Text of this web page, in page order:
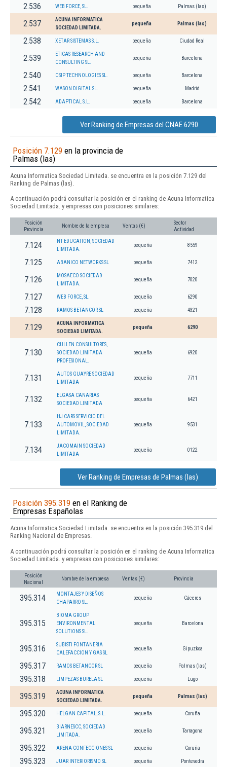
2.536 WEB FORCE, SL. pequeña Palmas (las)
2.537
ACUNA INFORMATICA
SOCIEDAD LIMITADA.
pequeña Palmas (las)
2.538 XETAR SISTEMAS S.L. pequeña Ciudad Real
2.539
ETICAS RESEARCH AND
CONSULTING SL.
pequeña Barcelona
2.540 OSIP TECHNOLOGIES SL. pequeña Barcelona
2.541 WASON DIGITAL SL. pequeña Madrid
2.542 ADAPTICAL S.L. pequeña Barcelona
Ver Ranking de Empresas del CNAE 6290
Posición 7.129 en la provincia de
Palmas (las)
Acuna Informatica Sociedad Limitada. se encuentra en la posición 7.129 del
Ranking de Palmas (las).
A continuación podrá consultar la posición en el ranking de Acuna Informatica
Sociedad Limitada. y empresas con posiciones similares:
Posición
Provincia
Nombre de la empresa Ventas (€)
Sector
Actividad
7.124
NT EDUCATION, SOCIEDAD
LIMITADA.
pequeña 8559
7.125 ABANICO NETWORKS SL pequeña 7412
7.126
MOSAECO SOCIEDAD
LIMITADA.
pequeña 7020
7.127 WEB FORCE, SL. pequeña 6290
7.128 RAMOS BETANCOR SL pequeña 4321
7.129
ACUNA INFORMATICA
SOCIEDAD LIMITADA.
pequeña 6290
7.130
CULLEN CONSULTORES,
SOCIEDAD LIMITADA
PROFESIONAL.
pequeña 6920
7.131
AUTOS GUAYRE SOCIEDAD
LIMITADA
pequeña 7711
7.132
ELGASA CANARIAS
SOCIEDAD LIMITADA
pequeña 6421
7.133
HJ CARS SERVICIO DEL
AUTOMOVIL, SOCIEDAD
LIMITADA.
pequeña 9531
7.134
JACOMAIN SOCIEDAD
LIMITADA
pequeña 0122
Ver Ranking de Empresas de Palmas (las)
Posición 395.319 en el Ranking de
Empresas Españolas
Acuna Informatica Sociedad Limitada. se encuentra en la posición 395.319 del
Ranking Nacional de Empresas.
A continuación podrá consultar la posición en el ranking de Acuna Informatica
Sociedad Limitada. y empresas con posiciones similares:
Posición
Nacional
Nombre de la empresa Ventas (€) Provincia
395.314
MONTAJES Y DISEÑOS
CHAPARRO SL.
pequeña Cáceres
395.315
BIOMA GROUP
ENVIRONMENTAL
SOLUTIONS SL.
pequeña Barcelona
395.316
SUBISTI FONTANERIA
CALEFACCION Y GAS SL
pequeña Gipuzkoa
395.317 RAMOS BETANCOR SL pequeña Palmas (las)
395.318 LIMPEZAS BURELA SL pequeña Lugo
395.319
ACUNA INFORMATICA
SOCIEDAD LIMITADA.
pequeña Palmas (las)
395.320 HELGAN CAPITAL, S.L. pequeña Coruña
395.321
BIARNESCC, SOCIEDAD
LIMITADA.
pequeña Tarragona
395.322 ARENA CONFECCIONES SL pequeña Coruña
395.323 JUAR INTERIORISMO SL pequeña Pontevedra